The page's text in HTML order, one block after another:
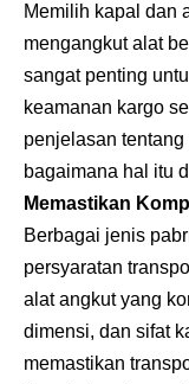
Memilih kapal dan
mengangkut alat
sangat penting
keamanan kargo
penjelasan
bagaimana hal itu
Memastikan
Berbagai jenis
persyaratan
alat angkut yang
dimensi, dan sifat
memastikan